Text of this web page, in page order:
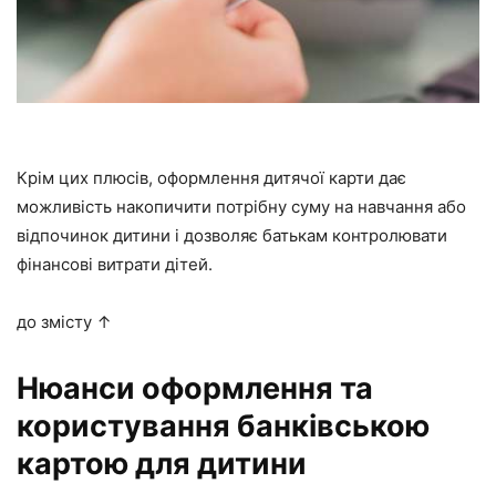
Крім цих плюсів, оформлення дитячої карти дає
можливість накопичити потрібну суму на навчання або
відпочинок дитини і дозволяє батькам контролювати
фінансові витрати дітей.
до змісту ↑
Нюанси оформлення та
користування банківською
картою для дитини